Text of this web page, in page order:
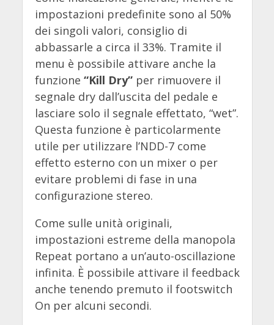
impostazioni predefinite sono al 50%
dei singoli valori, consiglio di
abbassarle a circa il 33%. Tramite il
menu è possibile attivare anche la
funzione “Kill Dry”per rimuovere il
segnale dry dall’uscita del pedale e
lasciare solo il segnale effettato, “wet”.
Questa funzione è particolarmente
utile per utilizzare l’NDD-7 come
effetto esterno con un mixer o per
evitare problemi di fase in una
configurazione stereo.
Come sulle unità originali,
impostazioni estreme della manopola
Repeat portano a un’auto-oscillazione
infinita. È possibile attivare il feedback
anche tenendo premuto il footswitch
On per alcuni secondi.